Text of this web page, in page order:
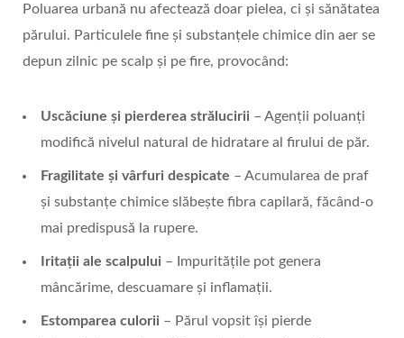
Poluarea urbană nu afectează doar pielea, ci și sănătatea
părului. Particulele fine și substanțele chimice din aer se
depun zilnic pe scalp și pe fire, provocând:
Uscăciune și pierderea strălucirii – Agenții poluanți
modifică nivelul natural de hidratare al firului de păr.
Fragilitate și vârfuri despicate – Acumularea de praf
și substanțe chimice slăbește fibra capilară, făcând-o
mai predispusă la rupere.
Iritații ale scalpului – Impuritățile pot genera
mâncărime, descuamare și inflamații.
Estomparea culorii – Părul vopsit își pierde